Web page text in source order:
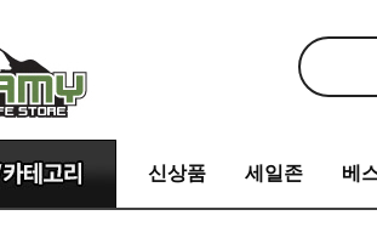
신상품 세일존 베